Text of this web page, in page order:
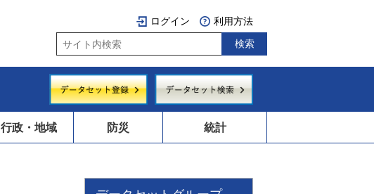
ログイン 利用方法
行政・地域 防災 統計